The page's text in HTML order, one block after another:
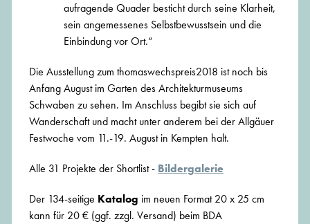
aufragende Quader besticht durch seine Klarheit,
sein angemessenes Selbstbewusstsein und die
Einbindung vor Ort.“
Die Ausstellung zum thomaswechspreis2018 ist noch bis
Anfang August im Garten des Architekturmuseums
Schwaben zu sehen. Im Anschluss begibt sie sich auf
Wanderschaft und macht unter anderem bei der Allgäuer
Festwoche vom 11.-19. August in Kempten halt.
Alle 31 Projekte der Shortlist - Bildergalerie
Der 134-seitige Katalog im neuen Format 20 x 25 cm
kann für 20 € (ggf. zzgl. Versand) beim BDA